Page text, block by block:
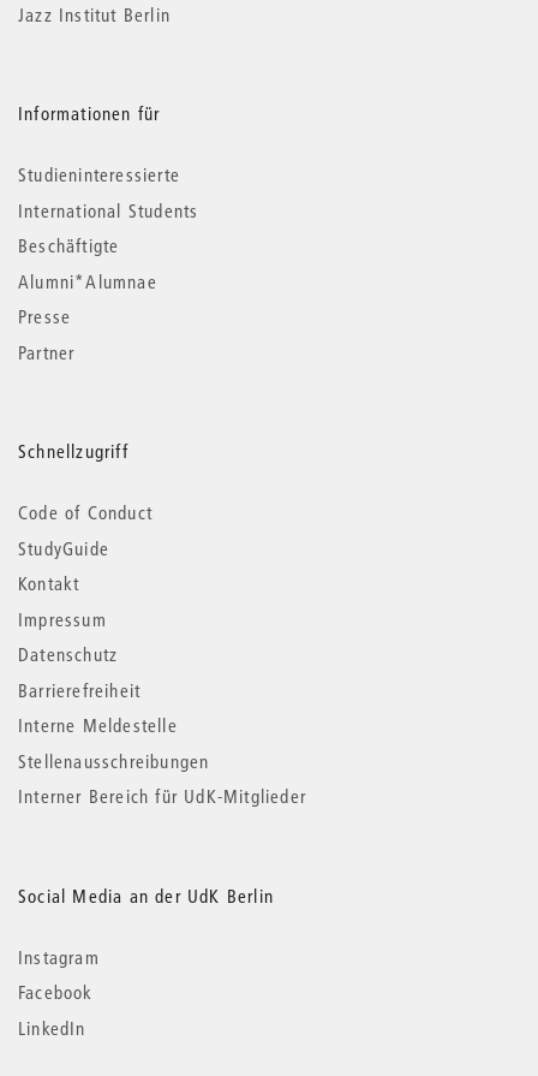
Jazz Institut Berlin
Informationen für
Studieninteressierte
International Students
Beschäftigte
Alumni*Alumnae
Presse
Partner
Schnellzugriff
Code of Conduct
StudyGuide
Kontakt
Impressum
Datenschutz
Barrierefreiheit
Interne Meldestelle
Stellenausschreibungen
Interner Bereich für UdK-Mitglieder
Social Media an der UdK Berlin
Instagram
Facebook
LinkedIn